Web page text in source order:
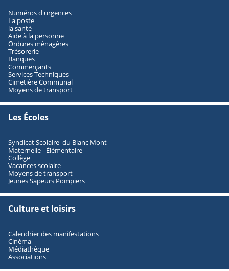
Numéros d'urgences
La poste
la santé
Aide à la personne
Ordures ménagères
Trésorerie
Banques
Commerçants
Services Techniques
Cimetière Communal
Moyens de transport
Les Écoles
Syndicat Scolaire du Blanc Mont
Maternelle - Élémentaire
Collège
Vacances scolaire
Moyens de transport
Jeunes Sapeurs Pompiers
Culture et loisirs
Calendrier des manifestations
Cinéma
Médiathèque
Associations